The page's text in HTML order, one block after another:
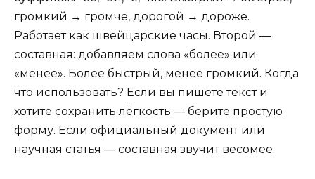
громкий → громче, дорогой → дороже.
Работает как швейцарские часы. Второй —
составная: добавляем слова «более» или
«менее». Более быстрый, менее громкий. Когда
что использовать? Если вы пишете текст и
хотите сохранить лёгкость — берите простую
форму. Если официальный документ или
научная статья — составная звучит весомее.